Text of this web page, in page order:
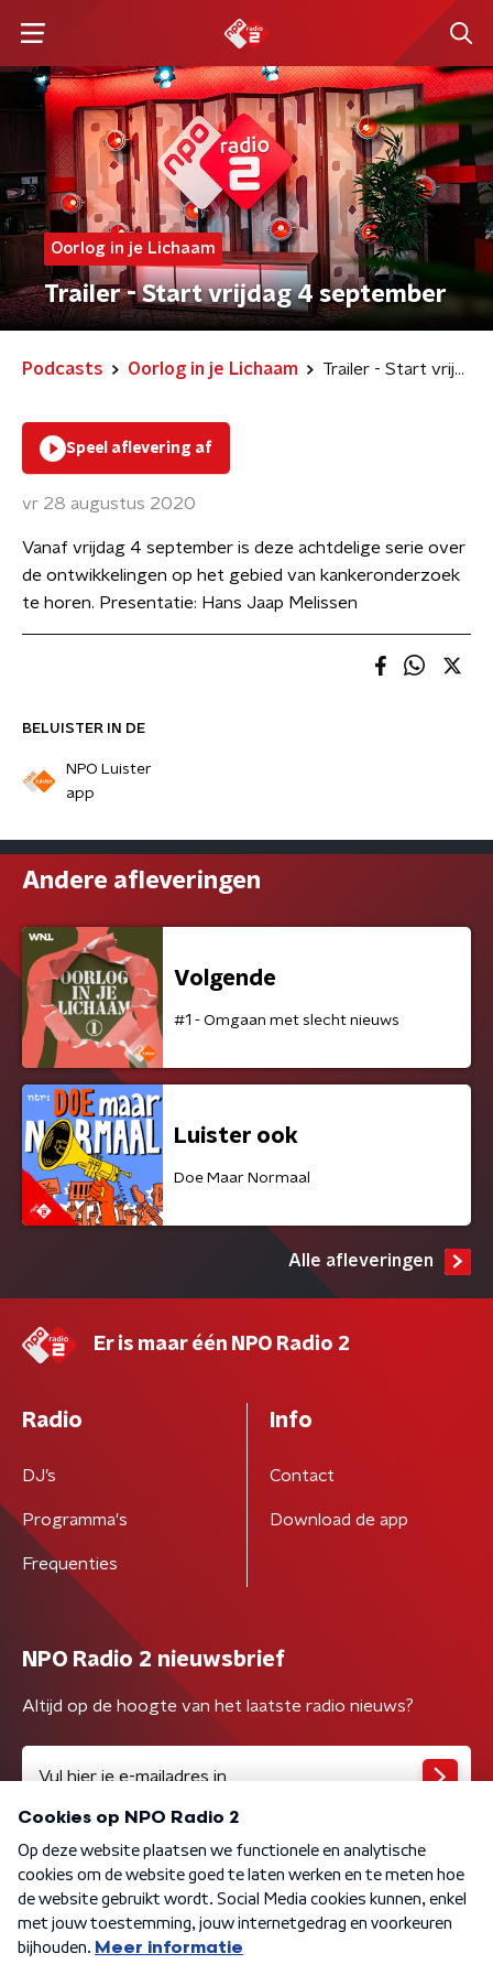
Oorlog in je Lichaam
Trailer - Start vrijdag 4 september
Podcasts Oorlog in je Lichaam Trailer - Start vrijdag 4 september
BELUISTER IN DE
NPO Luister
app
Speel aflevering af
vr 28 augustus 2020
Vanaf vrijdag 4 september is deze achtdelige serie over
de ontwikkelingen op het gebied van kankeronderzoek
te horen. Presentatie: Hans Jaap Melissen
Andere afleveringen
Volgende
#1 - Omgaan met slecht nieuws
Luister ook
Doe Maar Normaal
Alle afleveringen
Er is maar één NPO Radio 2
Radio
DJ’s
Programma's
Frequenties
Info
Contact
Download de app
NPO Radio 2 nieuwsbrief
Altijd op de hoogte van het laatste radio nieuws?
Algemene voorwaarden